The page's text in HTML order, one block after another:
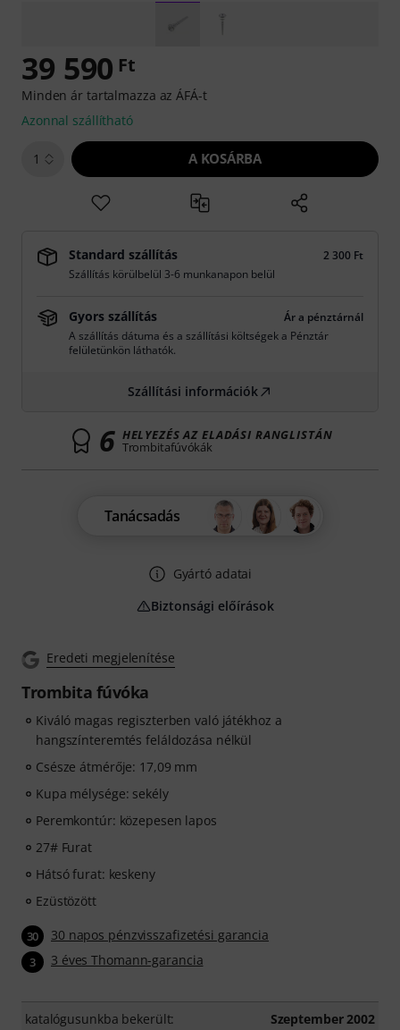
Eredeti megjelenítése
Trombita fúvóka
Kiváló magas regiszterben való játékhoz a
hangszínteremtés feláldozása nélkül
Csésze átmérője: 17,09 mm
Kupa mélysége: sekély
Peremkontúr: közepesen lapos
27# Furat
Hátsó furat: keskeny
Ezüstözött
30 30 napos pénzvisszafizetési garancia
3 3 éves Thomann-garancia
katalógusunkba bekerült: Szeptember 2002
39 590 Ft
Minden ár tartalmazza az ÁFÁ-t
Azonnal szállítható
1 A KOSÁRBA
Standard szállítás
2 300 Ft
Szállítás körülbelül 3-6 munkanapon belül
Gyors szállítás
Ár a pénztárnál
A szállítás dátuma és a szállítási költségek a Pénztár
felületünkön láthatók.
Szállítási információk
6 HELYEZÉS AZ ELADÁSI RANGLISTÁN
Trombitafúvókák
Tanácsadás
Gyártó adatai
Biztonsági előírások